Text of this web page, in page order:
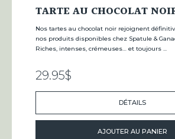
TARTE AU CHOCOLAT
Nos tartes au chocolat noir rejoignent
nos produits disponibles chez Spatule &
Riches, intenses, crémeuses… et toujours ...
29.95$
DÉTAILS
AJOUTER AU PANIER